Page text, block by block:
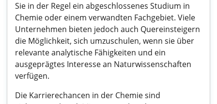
Sie in der Regel ein abgeschlossenes Studium in
Chemie oder einem verwandten Fachgebiet. Viele
Unternehmen bieten jedoch auch Quereinsteigern
die Möglichkeit, sich umzuschulen, wenn sie über
relevante analytische Fähigkeiten und ein
ausgeprägtes Interesse an Naturwissenschaften
verfügen.
Die Karrierechancen in der Chemie sind